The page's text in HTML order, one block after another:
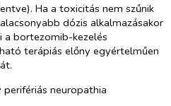
Ha a toxicitás nem szűnik
dózis alkalmazásakor
a bortezomib-kezelés
terápiás előny egyértelműen
neuropathia